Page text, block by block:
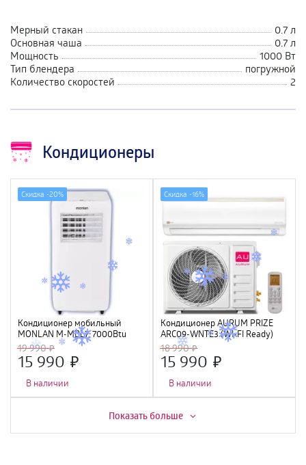
Мерный стакан
0.7 л
Основная чаша
0.7 л
Мощность
1000 Вт
Тип блендера
погружной
Количество скоростей
2
Кондиционеры
Кондиционер мобильный
MONLAN M-MBL7, 7000Btu
19 990
15 990
В наличии
Скидка -20%
Кондиционер AURUM PRIZE
ARC09-WNTE3 (WI-FI Ready)
18 990
15 990
В наличии
Скидка -16%
Скидка - 7%
Показать больше